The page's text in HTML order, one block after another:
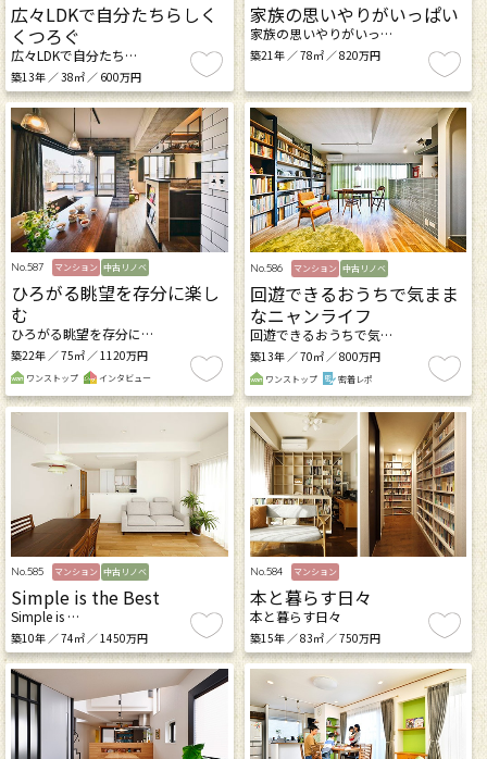
広々LDKで自分たちらしく
くつろぐ
広々LDKで自分たち…
築13年 ／ 38㎡ ／ 600万円
家族の思いやりがいっぱい
家族の思いやりがいっ…
築21年 ／ 78㎡ ／ 820万円
No.587 マンション 中古リノベ
ひろがる眺望を存分に楽し
む
ひろがる眺望を存分に…
築22年 ／ 75㎡ ／ 1120万円
ワンストップ インタビュー
No.586 マンション 中古リノベ
回遊できるおうちで気まま
なニャンライフ
回遊できるおうちで気…
築13年 ／ 70㎡ ／ 800万円
ワンストップ 密着レポ
No.585 マンション 中古リノベ
Simple is the Best
Simple is …
築10年 ／ 74㎡ ／ 1450万円
No.584 マンション
本と暮らす日々
本と暮らす日々
築15年 ／ 83㎡ ／ 750万円